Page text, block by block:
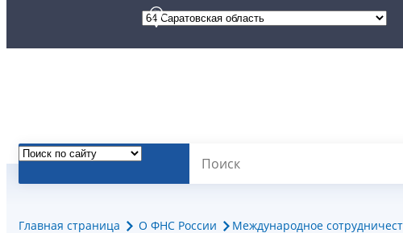
Главная страница О ФНС России Международное